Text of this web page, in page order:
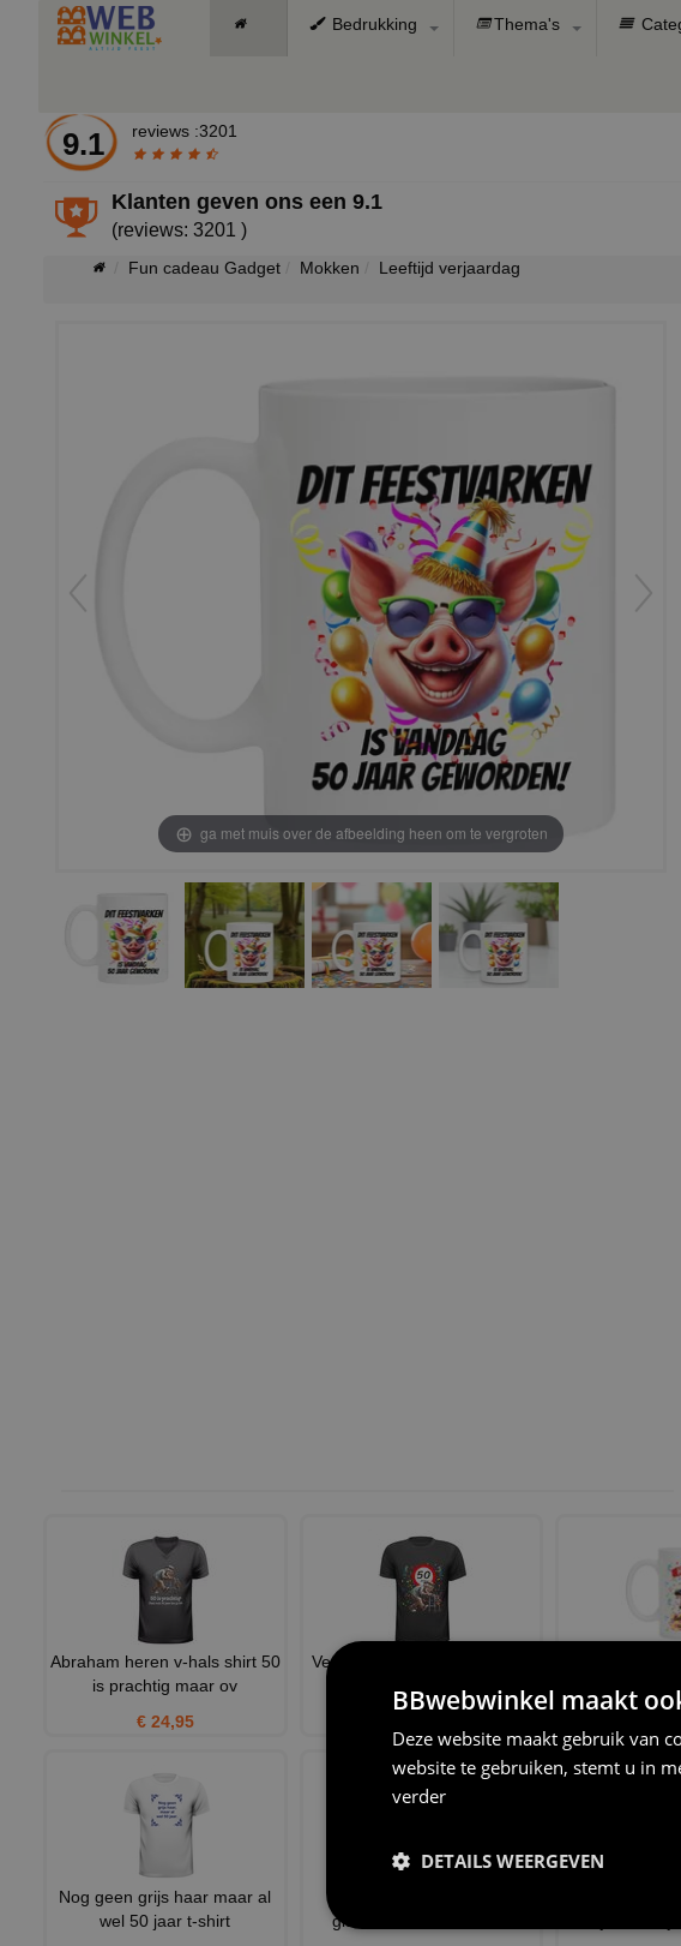
Bedrukking Thema's
9.1 reviews :3201
Klanten geven ons een9.1
(reviews: 3201 )
Fun cadeau Gadget Mokken Leeftijd verjaardag
ga met muis over de afbeelding heen om te vergroten
Abraham heren v-hals shirt 50
is prachtig maar ov
€ 24,95
Verjaardag shirt Het Perfecte
Cadeau voor de Man d
felicitatie
€
Nog geen grijs haar maar al
wel 50 jaar t-shirt
gischikt voor een Sarah
BBwebwinkel maakt
Deze website maakt gebruik van
website te gebruiken, stemt u in
verder
DETAILS WEERGEVEN